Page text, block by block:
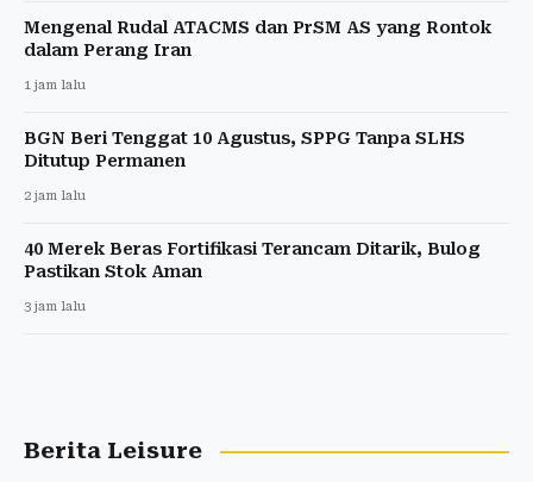
Mengenal Rudal ATACMS dan PrSM AS yang Rontok
dalam Perang Iran
1 jam lalu
BGN Beri Tenggat 10 Agustus, SPPG Tanpa SLHS
Ditutup Permanen
2 jam lalu
40 Merek Beras Fortifikasi Terancam Ditarik, Bulog
Pastikan Stok Aman
3 jam lalu
Berita Leisure